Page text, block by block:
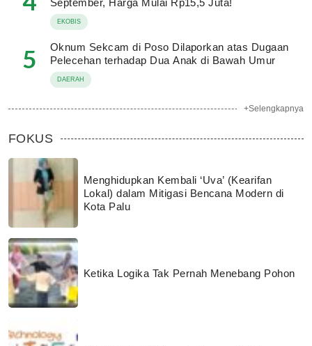
September, Harga Mulai Rp15,5 Juta!
EKOBIS
5
Oknum Sekcam di Poso Dilaporkan atas Dugaan
Pelecehan terhadap Dua Anak di Bawah Umur
DAERAH
+Selengkapnya
FOKUS
Menghidupkan Kembali ‘Uva’ (Kearifan
Lokal) dalam Mitigasi Bencana Modern di
Kota Palu
Ketika Logika Tak Pernah Menebang Pohon